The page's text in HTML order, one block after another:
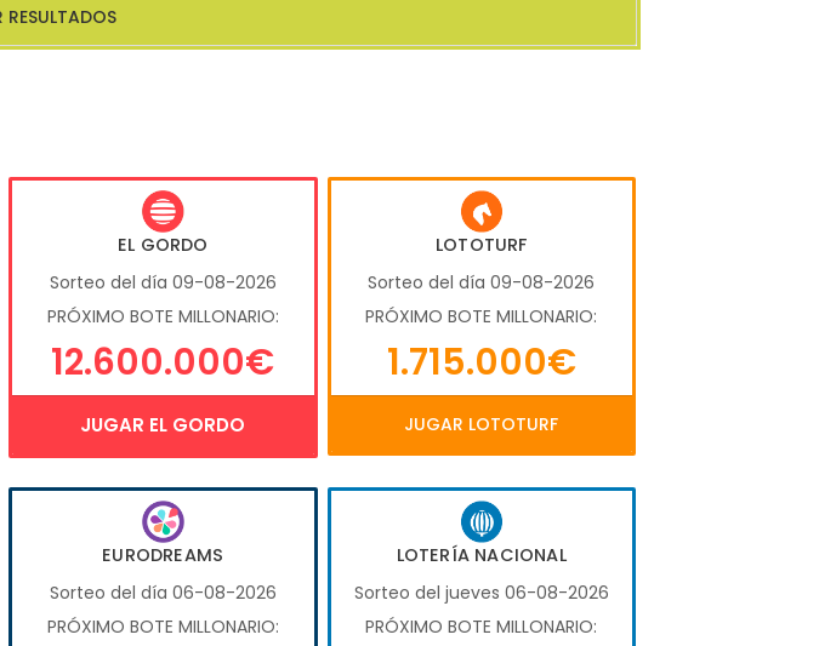
EL GORDO
Sorteo del día 09-08-2026
PRÓXIMO BOTE MILLONARIO:
12.600.000€
JUGAR EL GORDO
LOTOTURF
Sorteo del día 09-08-2026
PRÓXIMO BOTE MILLONARIO:
1.715.000€
JUGAR LOTOTURF
EURODREAMS
Sorteo del día 06-08-2026
PRÓXIMO BOTE MILLONARIO:
LOTERÍA NACIONAL
Sorteo del jueves 06-08-2026
PRÓXIMO BOTE MILLONARIO: